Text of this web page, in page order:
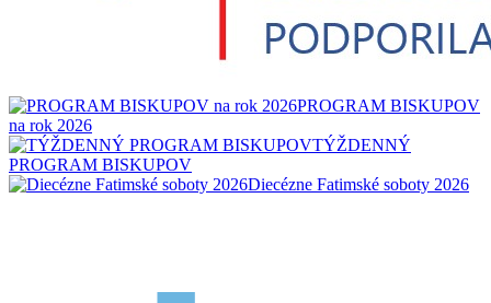
PROGRAM BISKUPOV
na rok 2026
TÝŽDENNÝ
PROGRAM BISKUPOV
Diecézne Fatimské soboty 2026